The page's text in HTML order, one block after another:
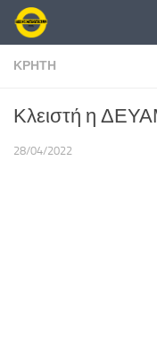
Skip to content
ΚΡΗΤΗ
Κλειστή η
28/04/2022